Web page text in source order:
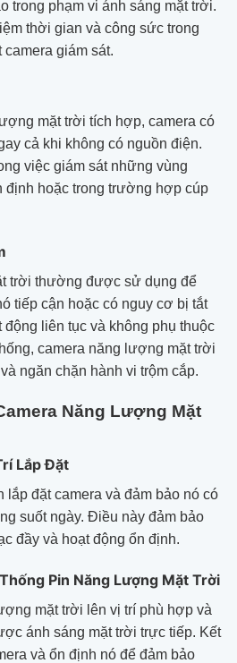
trong phạm vi ánh sáng mặt trời.
thời gian và công sức trong
giám sát.
mặt trời tích hợp, camera có
cả khi không có nguồn điện.
việc giám sát những vùng
định hoặc trong trường hợp cúp
trời thường được sử dụng để
tiếp cận hoặc có nguy cơ bị tắt
liên tục và không phụ thuộc
camera năng lượng mặt trời
ngăn chặn hành vi trộm cắp.
Năng Lượng Mặt
Lắp Đặt
lắp đặt camera và đảm bảo nó có
suốt ngày. Điều này đảm bảo
đầy và hoạt động ổn định.
Pin Năng Lượng Mặt Trời
mặt trời lên vị trí phù hợp và
ánh sáng mặt trời trực tiếp. Kết
và ổn định nó để đảm bảo